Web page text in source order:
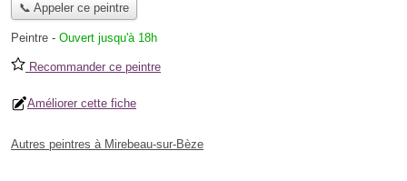
📞 Appeler ce peintre
Peintre - Ouvert jusqu'à 18h
Recommander ce peintre
Améliorer cette fiche
Autres peintres à Mirebeau-sur-Bèze